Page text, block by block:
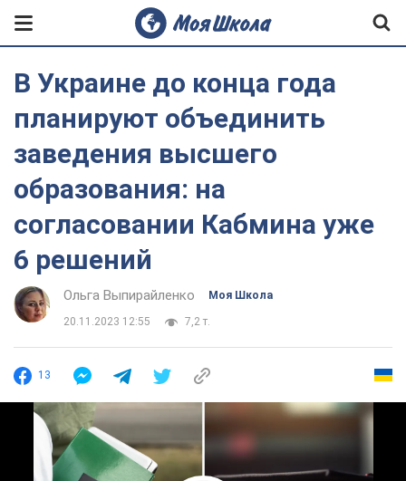
В Украине до конца года
планируют объединить
заведения высшего
образования: на
согласовании Кабмина уже
6 решений
Ольга Выпирайленко Моя Школа
20.11.2023 12:55 7,2 т.
13